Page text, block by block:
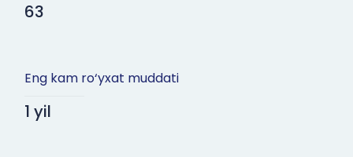
63
Eng kam ro‘yxat muddati
1 yil